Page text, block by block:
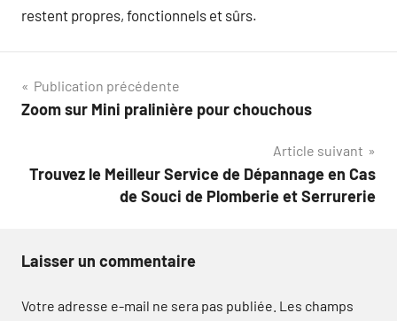
restent propres, fonctionnels et sûrs.
Navigation
de
Publication précédente
Zoom sur Mini pralinière pour chouchous
Article suivant
Trouvez le Meilleur Service de Dépannage en Cas
de Souci de Plomberie et Serrurerie
Laisser un commentaire
Votre adresse e-mail ne sera pas publiée. Les champs